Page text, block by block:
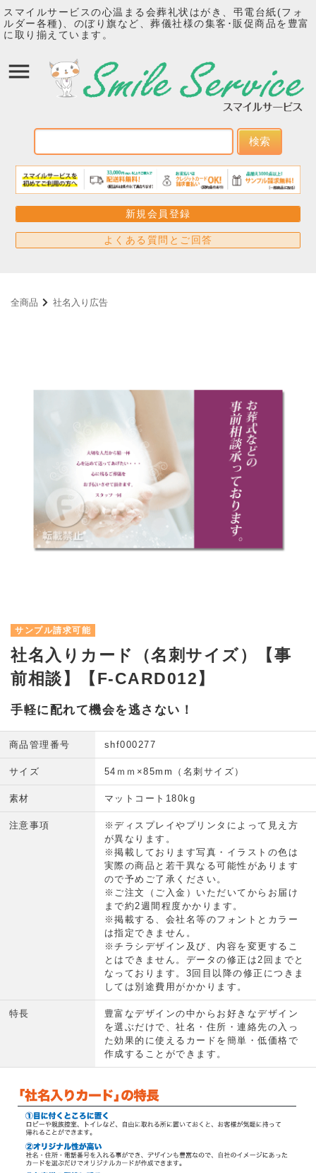
スマイルサービスの心温まる会葬礼状はがき、弔電台紙(フォ
ルダー各種)、のぼり旗など、葬儀社様の集客･販促商品を豊富
に取り揃えています。
検索
新規会員登録
よくある質問とご回答
全商品 社名入り広告
サンプル請求可能
社名入りカード（名刺サイズ）【事
前相談】【F-CARD012】
手軽に配れて機会を逃さない！
商品管理番号 shf000277
サイズ 54ｍｍ×85mm（名刺サイズ）
素材 マットコート180kg
注意事項
※ディスプレイやプリンタによって見え方
が異なります。
※掲載しております写真・イラストの色は
実際の商品と若干異なる可能性があります
ので予めご了承ください。
※ご注文（ご入金）いただいてからお届け
まで約2週間程度かかります。
※掲載する、会社名等のフォントとカラー
は指定できません。
※チラシデザイン及び、内容を変更するこ
とはできません。データの修正は2回までと
なっております。3回目以降の修正につきま
しては別途費用がかかります。
特長
豊富なデザインの中からお好きなデザイン
を選ぶだけで、社名・住所・連絡先の入っ
た効果的に使えるカードを簡単・低価格で
作成することができます。